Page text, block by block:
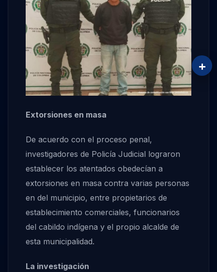
Extorsiones en masa
De acuerdo con el proceso penal,
investigadores de Policía Judicial lograron
establecer los atentados obedecían a
extorsiones en masa contra varias personas
en del municipio, entre propietarios de
establecimiento comerciales, funcionarios
del cabildo indígena y el propio alcalde de
esta municipalidad.
La investigación
+